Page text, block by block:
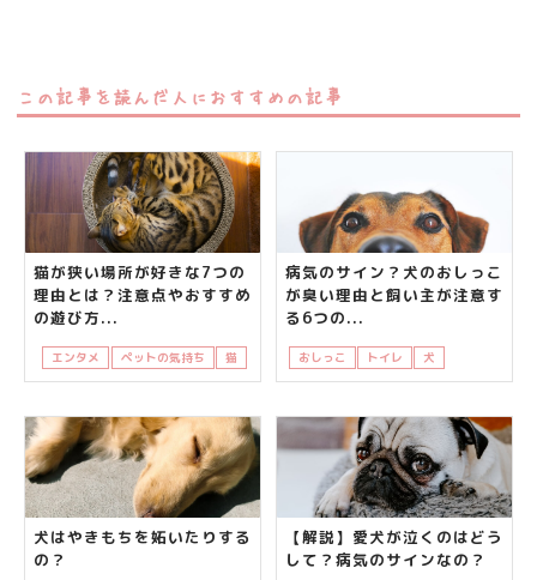
この記事を読んだ人におすすめの記事
猫が狭い場所が好きな7つの
理由とは？注意点やおすすめ
の遊び方...
エンタメ ペットの気持ち 猫
病気のサイン？犬のおしっこ
が臭い理由と飼い主が注意す
る6つの...
おしっこ トイレ 犬
犬はやきもちを妬いたりする
の？
【解説】愛犬が泣くのはどう
して？病気のサインなの？